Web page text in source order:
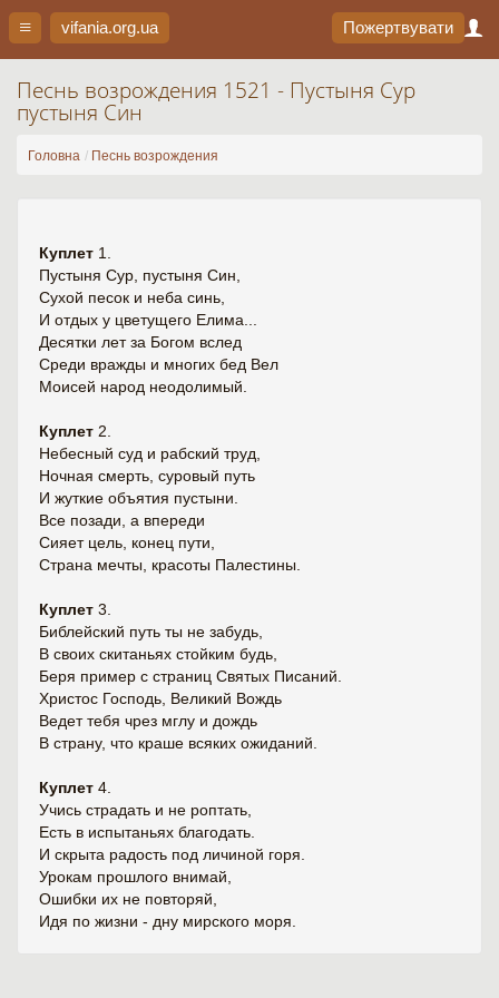
vifania.org.ua Пожертвувати
Песнь возрождения 1521 - Пустыня Сур
пустыня Син
Головна Песнь возрождения
Куплет 1.
Пустыня Сур, пустыня Син,
Сухой песок и неба синь,
И отдых у цветущего Елима...
Десятки лет за Богом вслед
Среди вражды и многих бед Вел
Моисей народ неодолимый.
Куплет 2.
Небесный суд и рабский труд,
Ночная смерть, суровый путь
И жуткие объятия пустыни.
Все позади, а впереди
Сияет цель, конец пути,
Страна мечты, красоты Палестины.
Куплет 3.
Библейский путь ты не забудь,
В своих скитаньях стойким будь,
Беря пример с страниц Святых Писаний.
Христос Господь, Великий Вождь
Ведет тебя чрез мглу и дождь
В страну, что краше всяких ожиданий.
Куплет 4.
Учись страдать и не роптать,
Есть в испытаньях благодать.
И скрыта радость под личиной горя.
Урокам прошлого внимай,
Ошибки их не повторяй,
Идя по жизни - дну мирского моря.